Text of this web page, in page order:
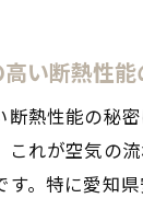
い断熱性
熱性能の秘
れが空気の
。特に愛知